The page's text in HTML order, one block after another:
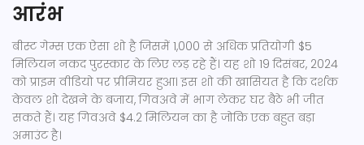
आरंभ
बीस्ट गेम्स एक ऐसा शो है जिसमें 1,000 से अधिक प्रतियोगी $5
मिलियन नकद पुरस्कार के लिए लड़ रहे हैं। यह शो 19 दिसंबर, 2024
को प्राइम वीडियो पर प्रीमियर हुआ। इस शो की खासियत है कि दर्शक
केवल शो देखने के बजाय, गिवअवे में भाग लेकर घर बैठे भी जीत
सकते हैं। यह गिवअवे $4.2 मिलियन का है जोकि एक बहुत बड़ा
अमाउंट है।